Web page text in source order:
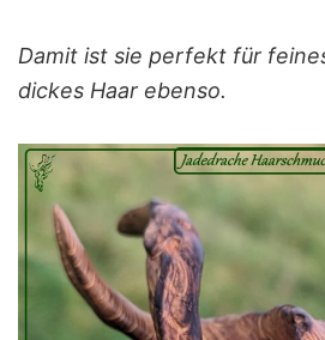
Damit ist sie perfekt für
dickes Haar ebenso.